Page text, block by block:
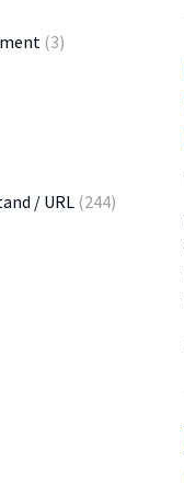
(3)
/ URL (244)